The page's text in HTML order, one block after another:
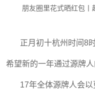
朋友圈里花式晒红包
正月初十杭州时间8
希望新的一年通过源牌
17年全体源牌人会